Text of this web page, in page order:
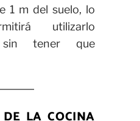
1 m del suelo, lo
utilizarlo
sin tener que